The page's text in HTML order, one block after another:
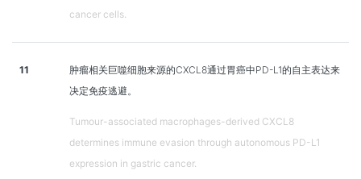
cancer cells.
11
肿瘤相关巨噬细胞来源的CXCL8通过胃癌中PD-L1的自主表达来
决定免疫逃避。
Tumour-associated macrophages-derived CXCL8
determines immune evasion through autonomous PD-L1
expression in gastric cancer.